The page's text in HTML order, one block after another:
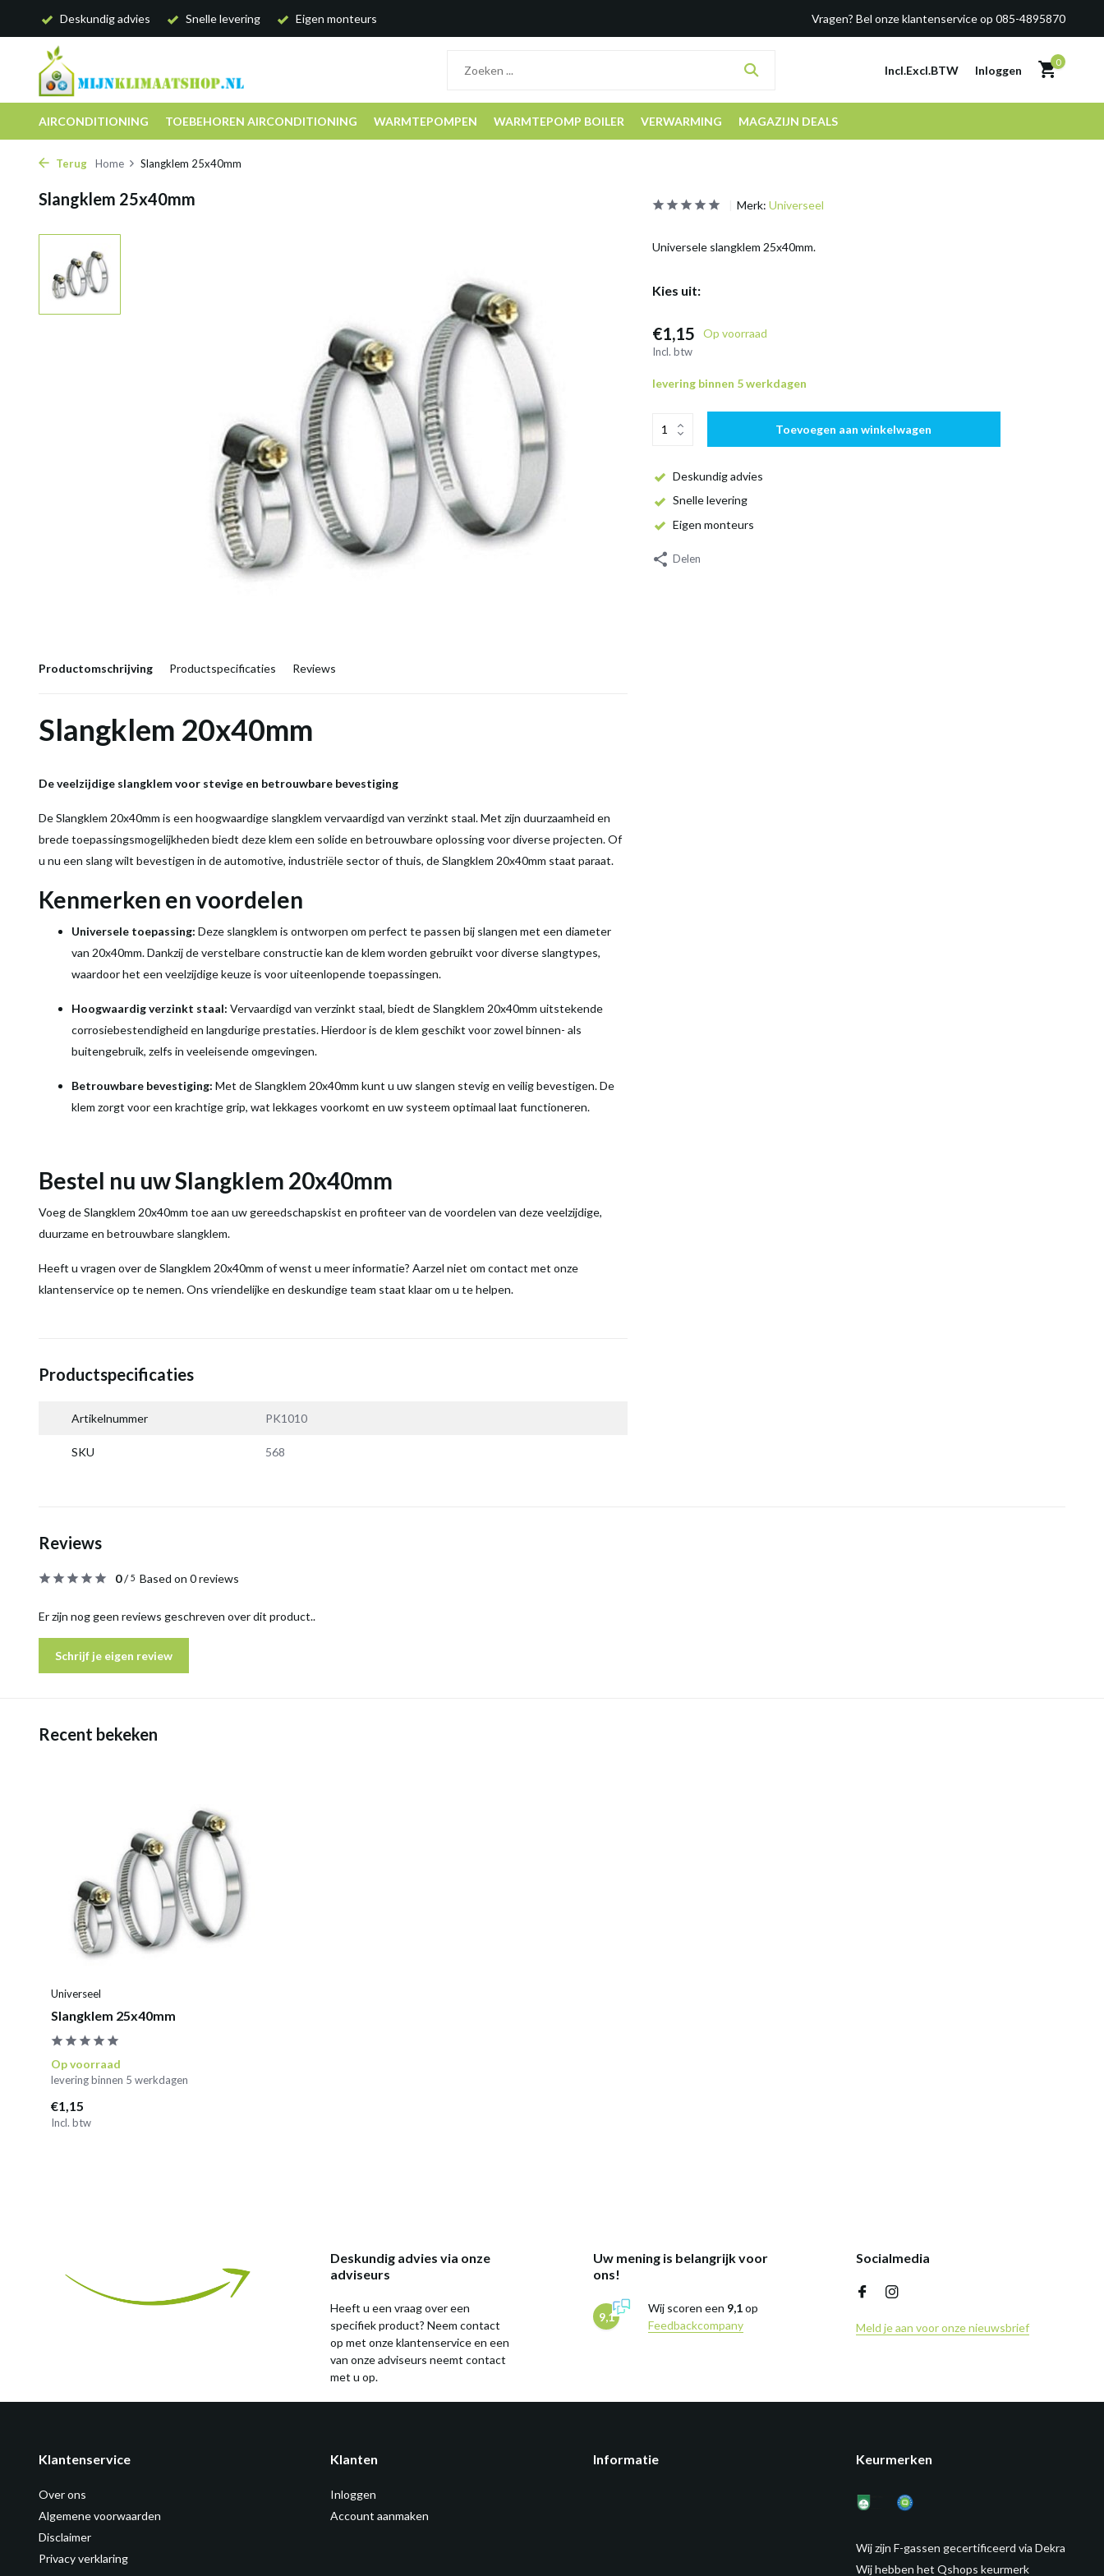
Deskundig advies Snelle levering Eigen monteurs Vragen? Bel onze klantenservice op 085-4895870
Incl.Excl.BTW Inloggen
0
AIRCONDITIONING TOEBEHOREN AIRCONDITIONING WARMTEPOMPEN WARMTEPOMP BOILER VERWARMING MAGAZIJN DEALS
Terug Home Slangklem 25x40mm
Slangklem 25x40mm
Productomschrijving Productspecificaties Reviews
Slangklem 20x40mm
De veelzijdige slangklem voor stevige en betrouwbare bevestiging
De Slangklem 20x40mm is een hoogwaardige slangklem vervaardigd van verzinkt staal. Met zijn duurzaamheid en
brede toepassingsmogelijkheden biedt deze klem een solide en betrouwbare oplossing voor diverse projecten. Of
u nu een slang wilt bevestigen in de automotive, industriële sector of thuis, de Slangklem 20x40mm staat paraat.
Kenmerken en voordelen
Universele toepassing: Deze slangklem is ontworpen om perfect te passen bij slangen met een diameter
van 20x40mm. Dankzij de verstelbare constructie kan de klem worden gebruikt voor diverse slangtypes,
waardoor het een veelzijdige keuze is voor uiteenlopende toepassingen.
Hoogwaardig verzinkt staal: Vervaardigd van verzinkt staal, biedt de Slangklem 20x40mm uitstekende
corrosiebestendigheid en langdurige prestaties. Hierdoor is de klem geschikt voor zowel binnen- als
buitengebruik, zelfs in veeleisende omgevingen.
Betrouwbare bevestiging: Met de Slangklem 20x40mm kunt u uw slangen stevig en veilig bevestigen. De
klem zorgt voor een krachtige grip, wat lekkages voorkomt en uw systeem optimaal laat functioneren.
Bestel nu uw Slangklem 20x40mm
Voeg de Slangklem 20x40mm toe aan uw gereedschapskist en profiteer van de voordelen van deze veelzijdige,
duurzame en betrouwbare slangklem.
Heeft u vragen over de Slangklem 20x40mm of wenst u meer informatie? Aarzel niet om contact met onze
klantenservice op te nemen. Ons vriendelijke en deskundige team staat klaar om u te helpen.
Productspecificaties
Artikelnummer PK1010
SKU 568
Merk: Universeel
Universele slangklem 25x40mm.
Kies uit:
€1,15 Op voorraad
Incl. btw
levering binnen 5 werkdagen
Toevoegen aan winkelwagen
Deskundig advies
Snelle levering
Eigen monteurs
Delen
Reviews
0/5 Based on 0 reviews
Er zijn nog geen reviews geschreven over dit product..
Schrijf je eigen review
Recent bekeken
Universeel
Slangklem 25x40mm
Op voorraad
levering binnen 5 werkdagen
€1,15
Incl. btw
Deskundig advies via onze
adviseurs
Heeft u een vraag over een
specifiek product? Neem contact
op met onze klantenservice en een
van onze adviseurs neemt contact
met u op.
Uw mening is belangrijk voor
ons!
9,1
Wij scoren een 9,1op
Feedbackcompany
Socialmedia
Meld je aan voor onze nieuwsbrief
Klantenservice
Over ons
Algemene voorwaarden
Disclaimer
Privacy verklaring
Klanten
Inloggen
Account aanmaken
Informatie Keurmerken
Wij zijn F-gassen gecertificeerd via Dekra
Wij hebben het Qshops keurmerk